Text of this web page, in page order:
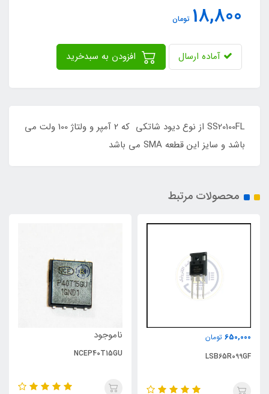
18,800 تومان
آماده ارسال
SS20100FL از نوع دیود شاتکی که 2 آمپر و ولتاژ 100 ولت می
باشد و سایز این قطعه SMA می باشد
محصولات مرتبط
650,000 تومان
LSB65R099GF
ناموجود
NCEP40T15GU